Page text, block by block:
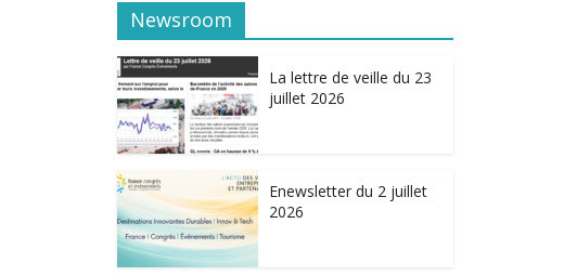
Newsroom
La lettre de veille du 23
juillet 2026
Enewsletter du 2 juillet
2026